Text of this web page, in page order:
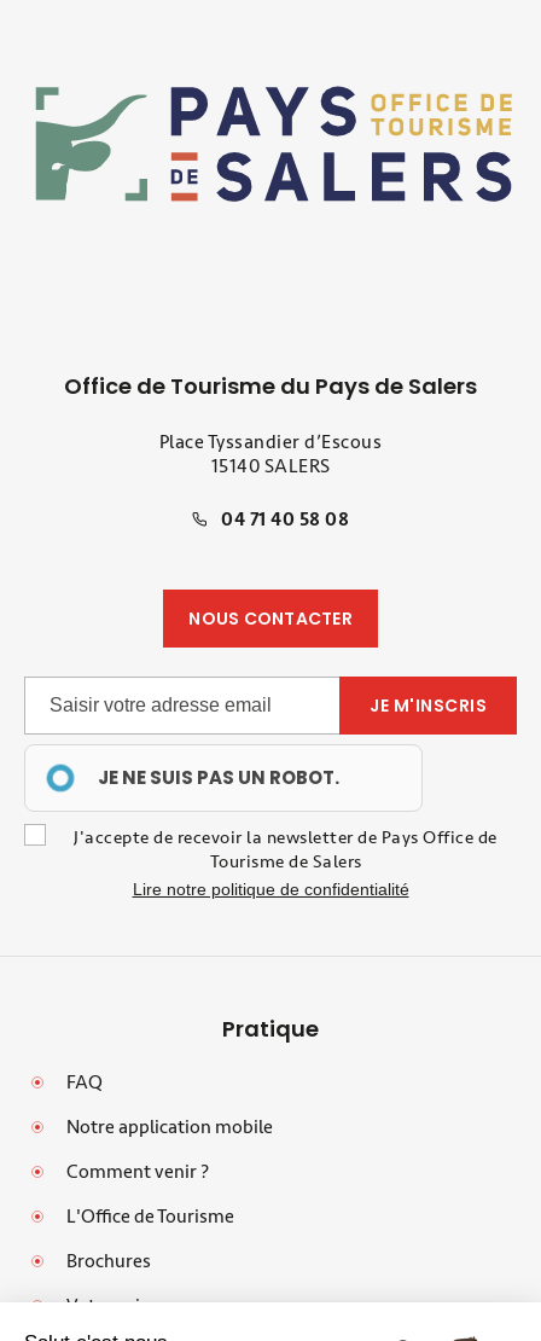
Office de Tourisme du Pays de Salers
Place Tyssandier d’Escous
15140 SALERS
04 71 40 58 08
NOUS CONTACTER
JE NE SUIS PAS UN ROBOT.
J'accepte de recevoir la newsletter de Pays Office de
Tourisme de Salers
Lire notre politique de confidentialité
Pratique
FAQ
Notre application mobile
Comment venir ?
L'Office de Tourisme
Brochures
Votre avis